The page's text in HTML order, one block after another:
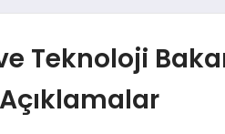
Teknoloji